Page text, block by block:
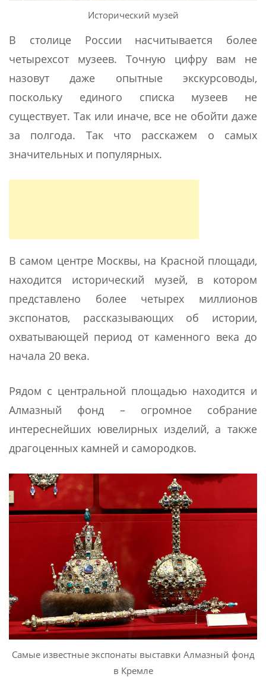
Исторический музей
В столице России насчитывается более
четырехсот музеев. Точную цифру вам не
назовут даже опытные экскурсоводы,
поскольку единого списка музеев не
существует. Так или иначе, все не обойти даже
за полгода. Так что расскажем о самых
значительных и популярных.
В самом центре Москвы, на Красной площади,
находится исторический музей, в котором
представлено более четырех миллионов
экспонатов, рассказывающих об истории,
охватывающей период от каменного века до
начала 20 века.
Рядом с центральной площадью находится и
Алмазный фонд – огромное собрание
интереснейших ювелирных изделий, а также
драгоценных камней и самородков.
Самые известные экспонаты выставки Алмазный фонд
в Кремле